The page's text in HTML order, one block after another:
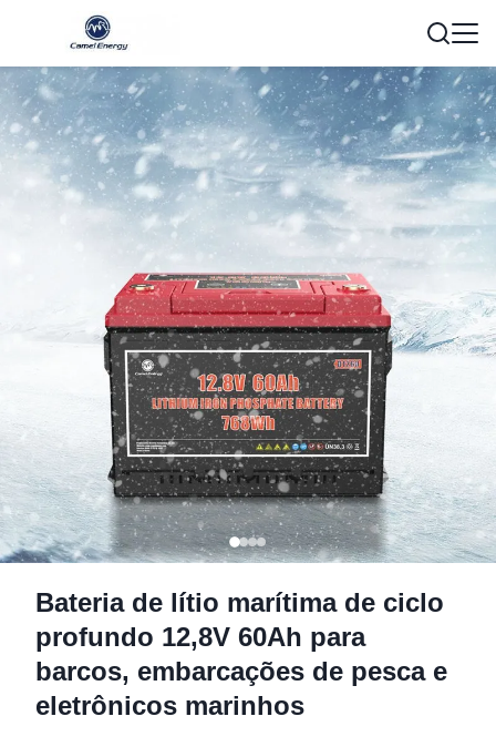
Bateria de lítio marítima de ciclo
profundo 12,8V 60Ah para
barcos, embarcações de pesca e
eletrônicos marinhos